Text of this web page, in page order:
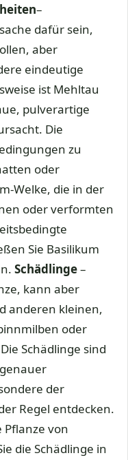
–
dafür sein,
aber
eindeutige
ist Mehltau
pulverartige
Die
zu
oder
Welke, die in der
oder verformten
Sie Basilikum
Schädlinge–
kann aber
anderen kleinen,
oder
Schädlinge sind
der
Regel entdecken.
Pflanze von
die Schädlinge in